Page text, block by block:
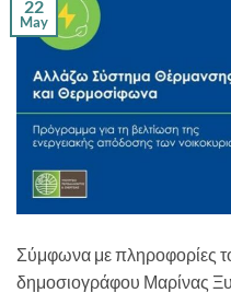
22
May
Σύμφωνα με πληροφορίες
δημοσιογράφου Μαρίνας